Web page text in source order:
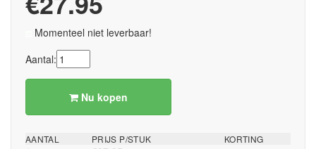
Momenteel niet leverbaar!
Aantal:
Nu kopen
AANTAL PRIJS P/STUK KORTING